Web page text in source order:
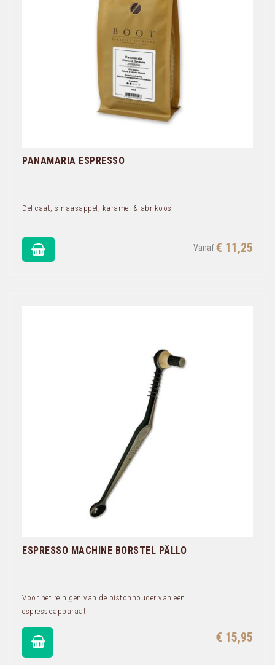
PANAMARIA ESPRESSO
Delicaat, sinaasappel, karamel & abrikoos
€ 11,25
ESPRESSO MACHINE BORSTEL PÄLLO
Voor het reinigen van de pistonhouder van een
espressoapparaat.
€ 15,95